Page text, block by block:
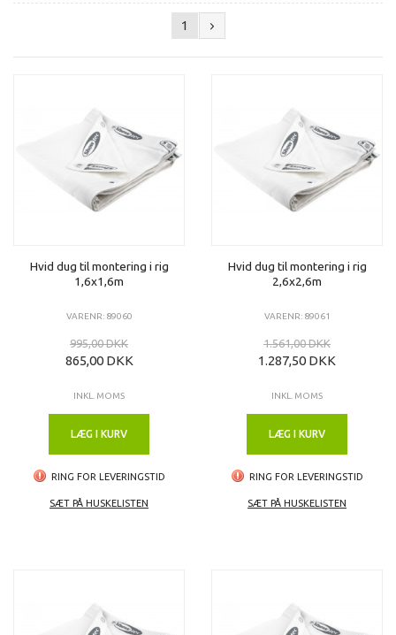
1
Hvid dug til montering i rig
1,6x1,6m
VARENR: 89060
995,00 DKK
865,00 DKK
INKL. MOMS
LÆG I KURV
RING FOR LEVERINGSTID
SÆT PÅ HUSKELISTEN
Hvid dug til montering i rig
2,6x2,6m
VARENR: 89061
1.561,00 DKK
1.287,50 DKK
INKL. MOMS
LÆG I KURV
RING FOR LEVERINGSTID
SÆT PÅ HUSKELISTEN